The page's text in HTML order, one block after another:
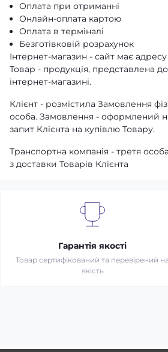
Оплата при отриманні
Онлайн-оплата картою
Оплата в терміналі
Безготівковій розрахунок
Інтернет-магазин - сайт має
Товар - продукція, представлена
інтернет-магазині.
Клієнт - розмістила Замовлення
особа. Замовлення - оформлений
запит Клієнта на купівлю Товару.
Транспортна компанія - третя
з доставки Товарів Клієнта
Гарантія якості
Товар сертифікований та перевірений на
якість